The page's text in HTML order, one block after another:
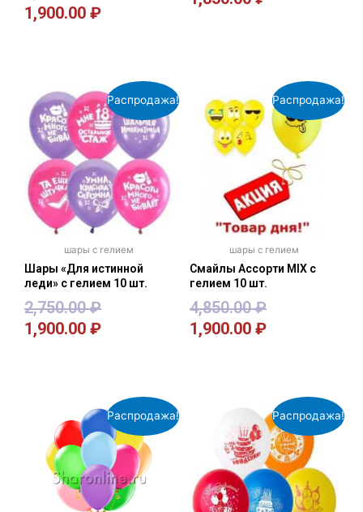
1,900.00 ₽
Распродажа!
шары с гелием
Шары «Для истинной
леди» с гелием 10 шт.
2,750.00₽
1,900.00 ₽
Распродажа!
шары с гелием
Смайлы Ассорти MIX с
гелием 10 шт.
4,850.00₽
1,900.00 ₽
Распродажа! Распродажа!